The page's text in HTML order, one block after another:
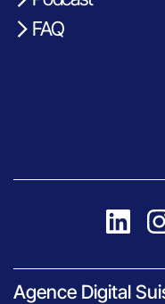
FAQ
Agence Digital